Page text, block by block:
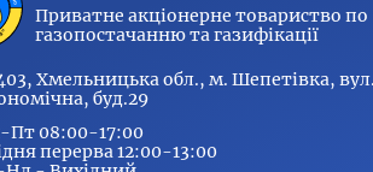
Приватне акціонерне товариство по
газопостачанню та газифікації
Хмельницька обл., м. Шепетівка, вул.
буд.29
Пт 08:00-17:00
перерва 12:00-13:00